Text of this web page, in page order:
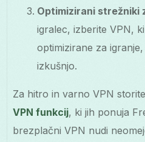
Optimizirani strežniki
igralec, izberite VPN,
optimizirane za
izkušnjo.
Za hitro in varno VPN
VPN funkcij, ki jih ponuja
brezplačni VPN nudi